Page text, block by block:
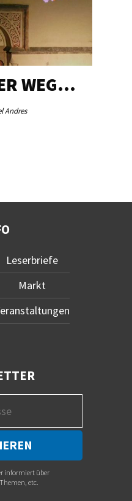
WEG…
Andres
Leserbriefe
Markt
informiert über
etc.